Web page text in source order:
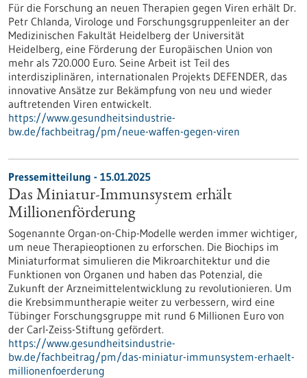
Für die Forschung an neuen Therapien gegen Viren erhält Dr.
Petr Chlanda, Virologe und Forschungsgruppenleiter an der
Medizinischen Fakultät Heidelberg der Universität
Heidelberg, eine Förderung der Europäischen Union von
mehr als 720.000 Euro. Seine Arbeit ist Teil des
interdisziplinären, internationalen Projekts DEFENDER, das
innovative Ansätze zur Bekämpfung von neu und wieder
auftretenden Viren entwickelt.
https://www.gesundheitsindustrie-
bw.de/fachbeitrag/pm/neue-waffen-gegen-viren
Pressemitteilung - 15.01.2025
Das Miniatur-Immunsystem erhält
Millionenförderung
Sogenannte Organ-on-Chip-Modelle werden immer wichtiger,
um neue Therapieoptionen zu erforschen. Die Biochips im
Miniaturformat simulieren die Mikroarchitektur und die
Funktionen von Organen und haben das Potenzial, die
Zukunft der Arzneimittelentwicklung zu revolutionieren. Um
die Krebsimmuntherapie weiter zu verbessern, wird eine
Tübinger Forschungsgruppe mit rund 6 Millionen Euro von
der Carl-Zeiss-Stiftung gefördert.
https://www.gesundheitsindustrie-
bw.de/fachbeitrag/pm/das-miniatur-immunsystem-erhaelt-
millionenfoerderung